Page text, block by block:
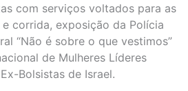
com serviços voltados para as
e corrida, exposição da Polícia
“Não é sobre o que vestimos”
de Mulheres Líderes
Bolsistas de Israel.